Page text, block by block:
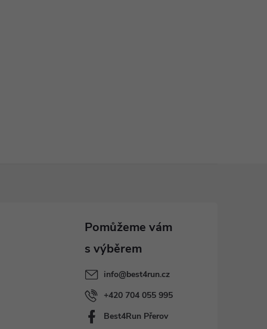
info@best4run.cz
+420 704 055 995
Best4Run Přerov